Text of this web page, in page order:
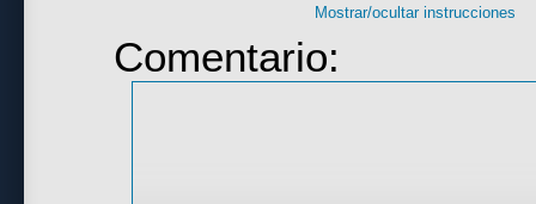
Mostrar/ocultar instrucciones
Comentario: